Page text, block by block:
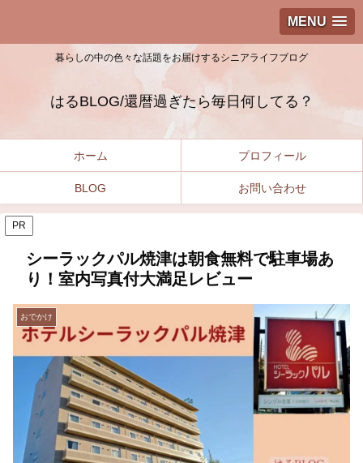
MENU
暮らしの中の色々な話題をお届けするシニアライフブログ
はるBLOG/還暦過ぎたら毎日何してる？
ホーム プロフィール
BLOG お問い合わせ
PR
シーラックパル焼津は朝食無料で駐車場あ
り！室内写真付大満足レビュー
おでかけ